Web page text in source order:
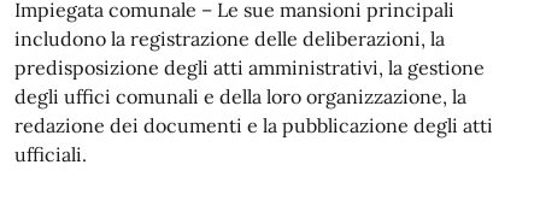
Impiegata comunale – Le sue mansioni principali
includono la registrazione delle deliberazioni, la
predisposizione degli atti amministrativi, la gestione
degli uffici comunali e della loro organizzazione, la
redazione dei documenti e la pubblicazione degli atti
ufficiali.